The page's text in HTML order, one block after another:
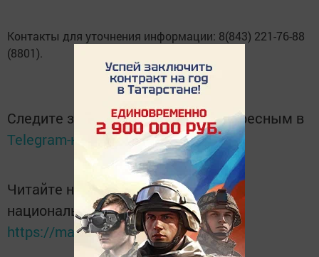
Контакты для уточнения информации: 8(843) 221-76-88
(8801).
Следите за самым важным и интересным в
Telegram-каналеТатмедиа
Читайте новости Татарстана в
национальном мессенджере MАХ:
https://max.ru/tatmedia